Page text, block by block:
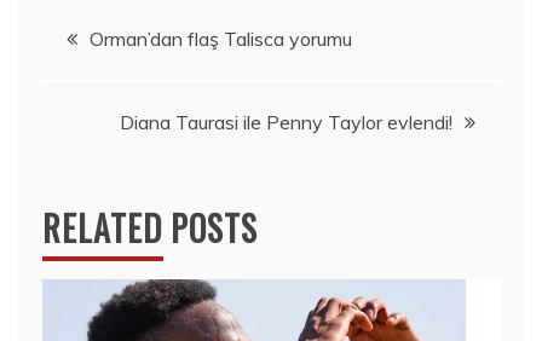
YazıOrman’dan flaş Talisca yorumu
Diana Taurasi ile Penny Taylor evlendi!
RELATED POSTS